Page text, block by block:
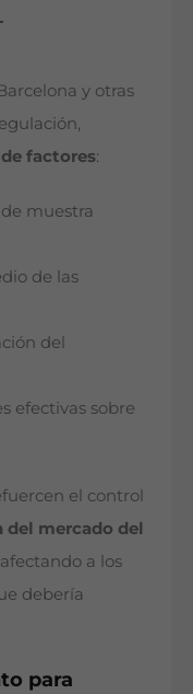
y otras
factores:
muestra
de las
del
efectivas sobre
el control
del mercado del
a los
debería
para